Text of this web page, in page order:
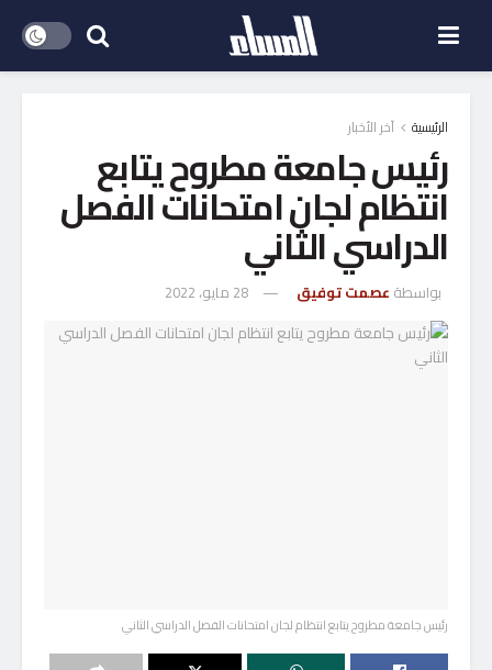
الرئيسية آخر الأخبار
رئيس جامعة مطروح يتابع
انتظام لجان امتحانات الفصل
الدراسي الثاني
بواسطة عصمت توفيق 28 مايو، 2022
رئيس جامعة مطروح يتابع انتظام لجان امتحانات الفصل الدراسي الثاني